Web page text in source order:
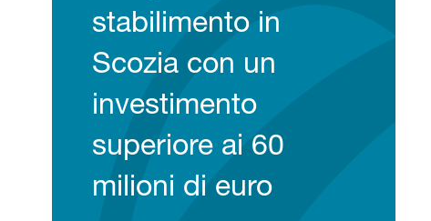
stabilimento in
Scozia con un
investimento
superiore ai 60
milioni di euro